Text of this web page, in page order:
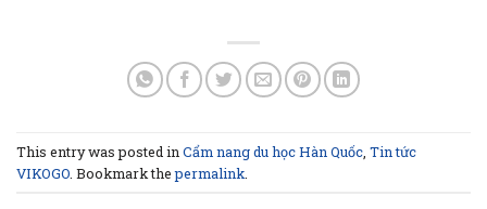
This entry was posted in Cẩm nang du học Hàn Quốc Tin tức
VIKOGO . Bookmark thepermalink